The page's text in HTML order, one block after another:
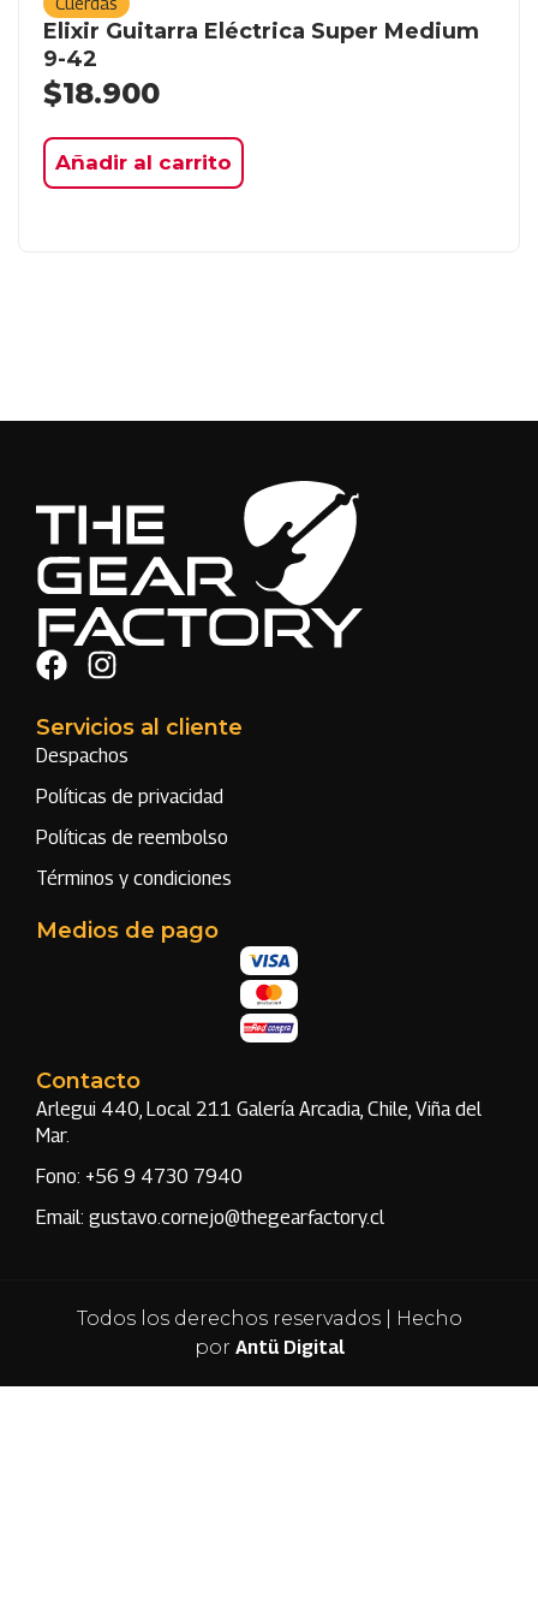
Elixir Guitarra Eléctrica Super Medium
9-42
$18.900
Añadir al carrito
Servicios al cliente
Despachos
Políticas de privacidad
Políticas de reembolso
Términos y condiciones
Medios de pago
Contacto
Arlegui 440, Local 211 Galería Arcadia, Chile, Viña del
Mar.
Fono: +56 9 4730 7940
Email: gustavo.cornejo@thegearfactory.cl
Todos los derechos reservados | Hecho
por Antü Digital